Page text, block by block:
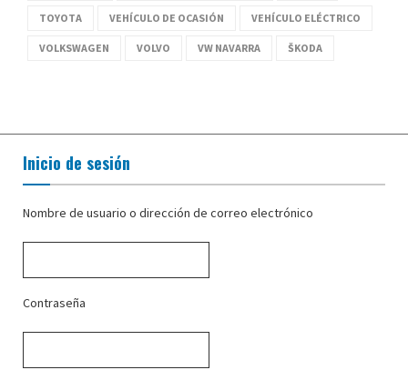
TOYOTA VEHÍCULO DE OCASIÓN VEHÍCULO ELÉCTRICO
VOLKSWAGEN VOLVO VW NAVARRA ŠKODA
Inicio de sesión
Nombre de usuario o dirección de correo electrónico
Contraseña